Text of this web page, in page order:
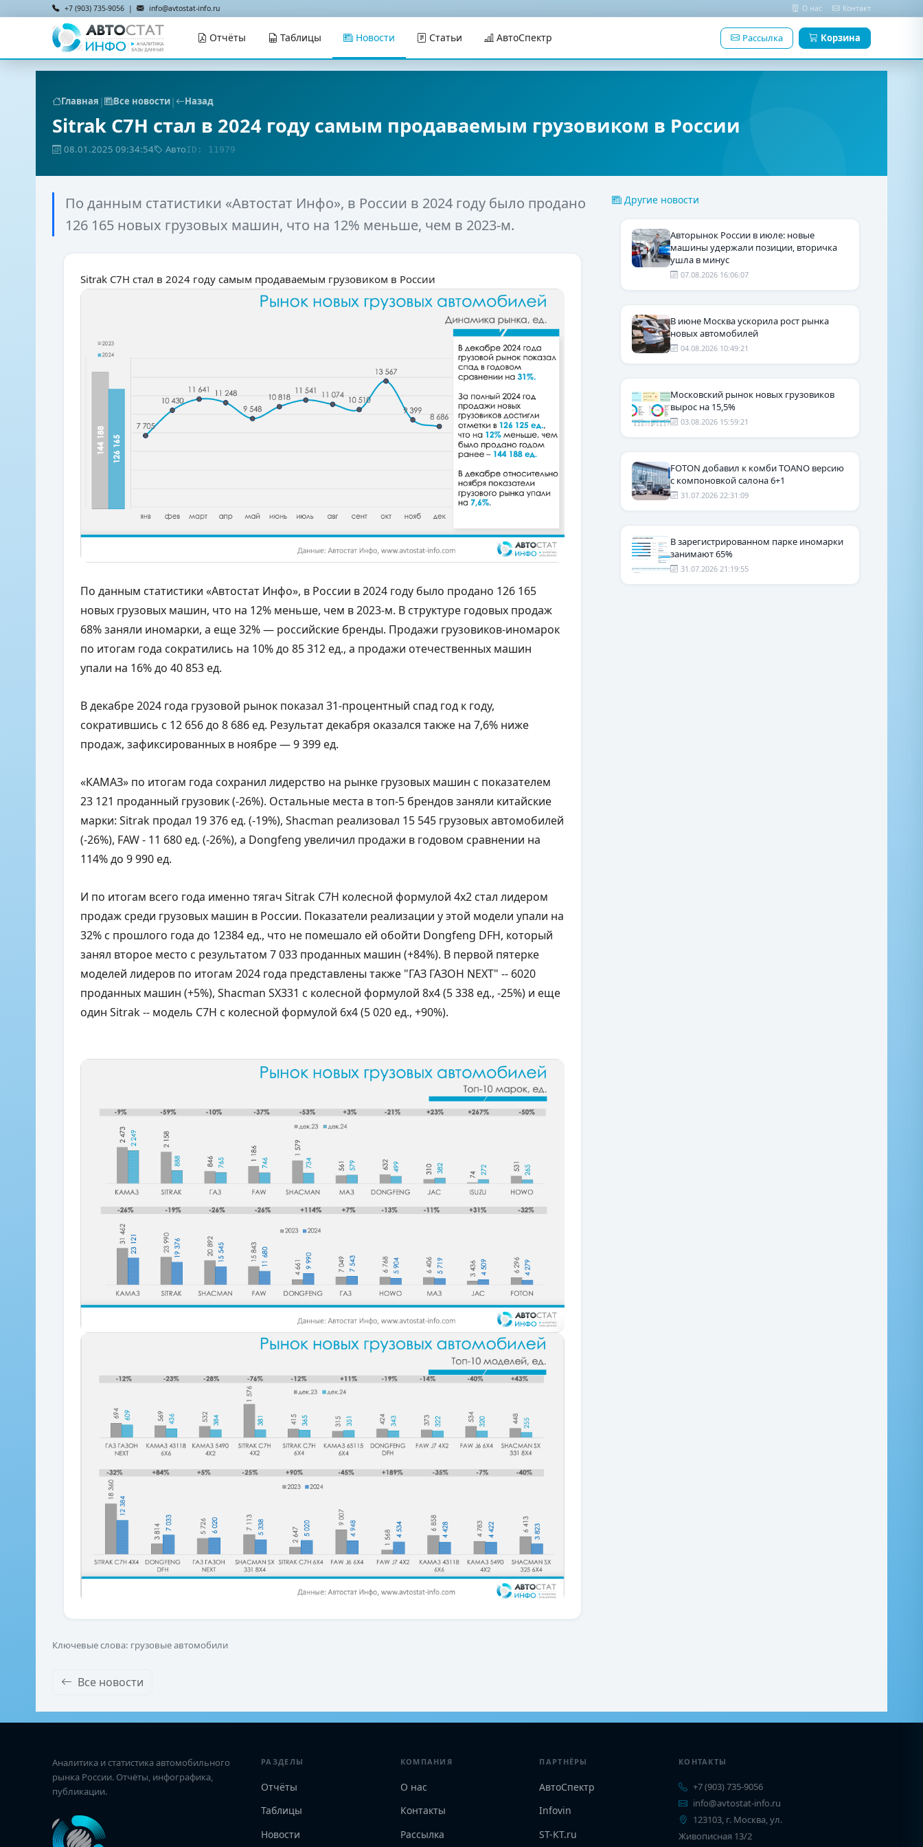
+7 (903) 735-9056 | info@avtostat-info.ru О нас Контакт
Отчёты Таблицы Новости Статьи АвтоСпектр Рассылка Корзина
Главная | Все новости| Назад
Sitrak C7H стал в 2024 году самым продаваемым грузовиком в России
08.01.2025 09:34:54 АвтоID: 11979
По данным статистики «Автостат Инфо», в России в 2024 году было продано
126 165 новых грузовых машин, что на 12% меньше, чем в 2023-м.
Sitrak C7H стал в 2024 году самым продаваемым грузовиком в России
По данным статистики «Автостат Инфо», в России в 2024 году было продано 126 165
новых грузовых машин, что на 12% меньше, чем в 2023-м. В структуре годовых продаж
68% заняли иномарки, а еще 32% — российские бренды. Продажи грузовиков-иномарок
по итогам года сократились на 10% до 85 312 ед., а продажи отечественных машин
упали на 16% до 40 853 ед.
В декабре 2024 года грузовой рынок показал 31-процентный спад год к году,
сократившись с 12 656 до 8 686 ед. Результат декабря оказался также на 7,6% ниже
продаж, зафиксированных в ноябре — 9 399 ед.
«КАМАЗ» по итогам года сохранил лидерство на рынке грузовых машин с показателем
23 121 проданный грузовик (-26%). Остальные места в топ-5 брендов заняли китайские
марки: Sitrak продал 19 376 ед. (-19%), Shacman реализовал 15 545 грузовых автомобилей
(-26%), FAW - 11 680 ед. (-26%), а Dongfeng увеличил продажи в годовом сравнении на
114% до 9 990 ед.
И по итогам всего года именно тягач Sitrak C7H колесной формулой 4х2 стал лидером
продаж среди грузовых машин в России. Показатели реализации у этой модели упали на
32% с прошлого года до 12384 ед., что не помешало ей обойти Dongfeng DFH, который
занял второе место с результатом 7 033 проданных машин (+84%). В первой пятерке
моделей лидеров по итогам 2024 года представлены также "ГАЗ ГАЗОН NEXT" -- 6020
проданных машин (+5%), Shacman SX331 с колесной формулой 8x4 (5 338 ед., -25%) и еще
один Sitrak -- модель C7H с колесной формулой 6x4 (5 020 ед., +90%).
Ключевые слова: грузовые автомобили
Все новости
Другие новости
Авторынок России в июле: новые
машины удержали позиции, вторичка
ушла в минус
07.08.2026 16:06:07
В июне Москва ускорила рост рынка
новых автомобилей
04.08.2026 10:49:21
Московский рынок новых грузовиков
вырос на 15,5%
03.08.2026 15:59:21
FOTON добавил к комби TOANO версию
с компоновкой салона 6+1
31.07.2026 22:31:09
В зарегистрированном парке иномарки
занимают 65%
31.07.2026 21:19:55
Аналитика и статистика автомобильного
рынка России. Отчёты, инфографика,
публикации.
РАЗДЕЛЫ
Отчёты
Таблицы
Новости
КОМПАНИЯ
О нас
Контакты
Рассылка
ПАРТНЁРЫ
АвтоСпектр
Infovin
ST-KT.ru
КОНТАКТЫ
+7 (903) 735-9056
info@avtostat-info.ru
123103, г. Москва, ул.
Живописная 13/2